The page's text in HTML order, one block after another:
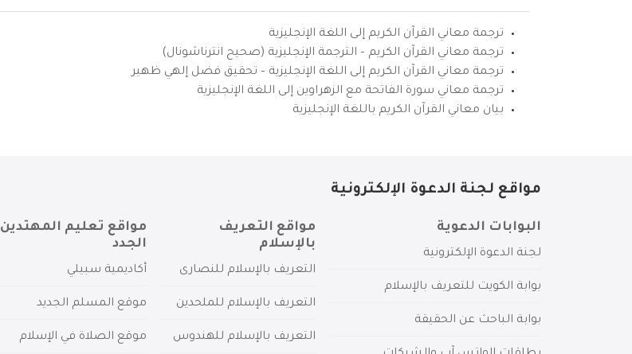
ترجمة معاني القرآن الكريم إلى اللغة الإنجليزية
ترجمة معاني القرآن الكريم – الترجمة الإنجليزية (صحيح انترناشونال)
ترجمة معاني القرآن الكريم إلى اللغة الإنجليزية – تحقيق فضل إلهي ظهير
ترجمة معاني سورة الفاتحة مع الزهراوين إلى اللغة الإنجليزية
بيان معاني القرآن الكريم باللغة الإنجليزية
مواقع لجنة الدعوة الإلكترونية
البوابات الدعوية
لجنة الدعوة الإلكترونية
بوابة الكويت للتعريف بالإسلام
بوابة الباحث عن الحقيقة
مواقع التعريف
بالإسلام
التعريف بالإسلام للنصارى
التعريف بالإسلام للملحدين
التعريف بالإسلام للهندوس
مواقع تعليم المهتدين
الجدد
أكاديمية سبيلي
موقع المسلم الجديد
موقع الصلاة في الإسلام